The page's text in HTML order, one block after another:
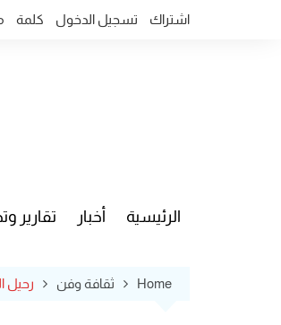
اشتراك تسجيل الدخول كلمة
الرئيسية أخبار تقارير
Home ثقافة وفن رحيل